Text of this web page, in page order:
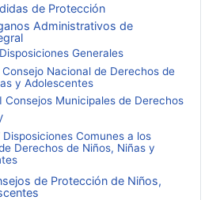
de Protección
Administrativos de
Generales
Nacional de Derechos de
y Adolescentes
Consejos Municipales de Derechos
Disposiciones Comunes a los
Derechos de Niños, Niñas y
de Protección de Niños,